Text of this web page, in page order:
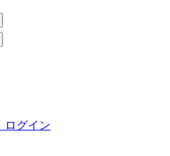
ログイン